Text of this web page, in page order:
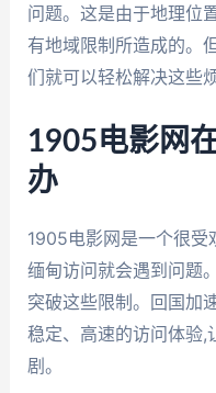
问题。这是由于地理位
有地域限制所造成的。
们就可以轻松解决这些
1905电影网
办
1905电影网是一个很受
缅甸访问就会遇到问题
突破这些限制。回国加
稳定、高速的访问体验,
剧。